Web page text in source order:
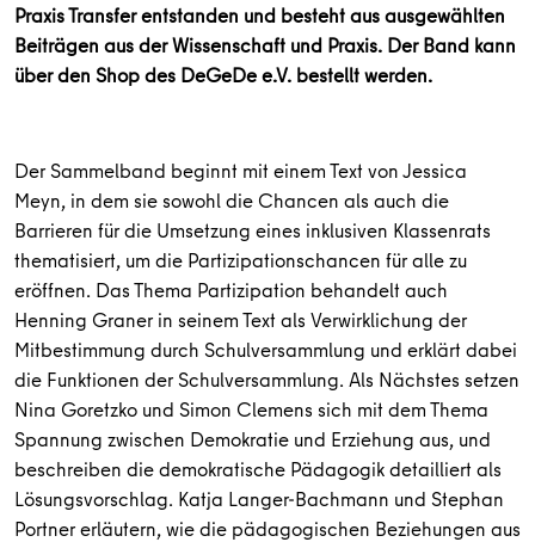
Praxis Transfer entstanden und besteht aus ausgewählten
Beiträgen aus der Wissenschaft und Praxis. Der Band kann
über den Shop des DeGeDe e.V. bestellt werden.
Der Sammelband beginnt mit einem Text von Jessica
Meyn, in dem sie sowohl die Chancen als auch die
Barrieren für die Umsetzung eines inklusiven Klassenrats
thematisiert, um die Partizipationschancen für alle zu
eröffnen. Das Thema Partizipation behandelt auch
Henning Granerin seinem Text als Verwirklichung der
Mitbestimmung durch Schulversammlung und erklärt dabei
die Funktionen der Schulversammlung. Als Nächstes setzen
Nina Goretzko und Simon Clemens sich mit dem Thema
Spannung zwischen Demokratie und Erziehung aus, und
beschreiben die demokratische Pädagogik detailliert als
Lösungsvorschlag. Katja Langer-Bachmann und Stephan
Portner erläutern, wie die pädagogischen Beziehungen aus